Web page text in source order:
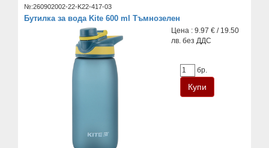
№:260902002-22-K22-417-03
Бутилка за вода Kite 600 ml Тъмнозелен
Цена : 9.97 € / 19.50
лв. без ДДС
бр.